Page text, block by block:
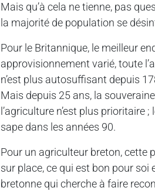
Mais qu’à cela ne tienne, pas
la majorité de population se
Pour le Britannique, le meilleur
approvisionnement varié, toute
n’est plus autosuffisant depuis
Mais depuis 25 ans, la
l’agriculture n’est plus
sape dans les années 90.
Pour un agriculteur breton, cette
sur place, ce qui est bon pour soi
bretonne qui cherche à faire